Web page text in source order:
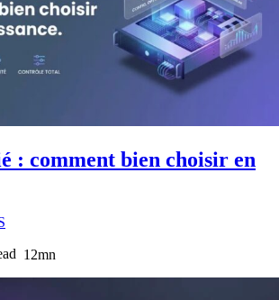
: comment bien choisir en
12mn